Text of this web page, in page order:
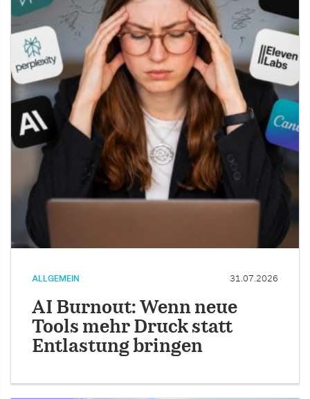
ALLGEMEIN 31.07.2026
AI Burnout: Wenn neue
Tools mehr Druck statt
Entlastung bringen